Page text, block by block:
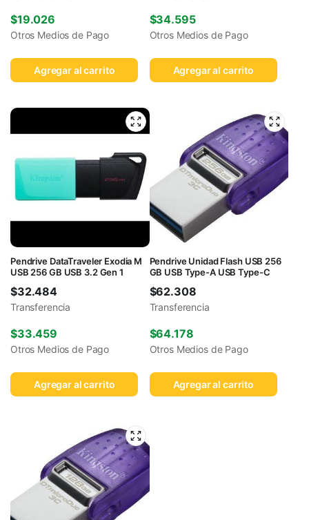
$19.026
Otros Medios de Pago
Agregar al carrito
$34.595
Otros Medios de Pago
Agregar al carrito
Pendrive DataTraveler Exodia M
USB 256 GB USB 3.2 Gen 1
$32.484
Transferencia
$33.459
Otros Medios de Pago
Agregar al carrito
Pendrive Unidad Flash USB 256
GB USB Type-A USB Type-C
$62.308
Transferencia
$64.178
Otros Medios de Pago
Agregar al carrito